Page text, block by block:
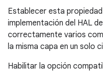
Establecer esta
implementación del HAL
correctamente varios
la misma capa en un solo
Habilitar la opción